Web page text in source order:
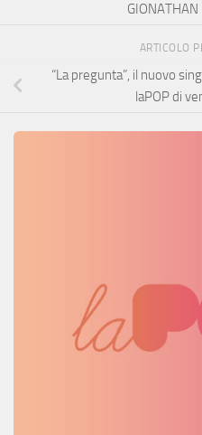
ARTICOLO
“La pregunta”, il nuovo
laPOP di